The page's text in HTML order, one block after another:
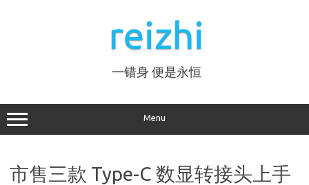
reizhi
一错身 便是永恒
Menu
市售三款 Type-C 数显转接头上手